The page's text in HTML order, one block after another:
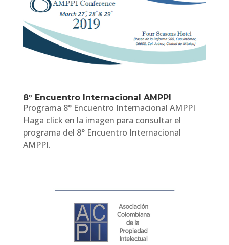
8° Encuentro Internacional AMPPI
Programa 8° Encuentro Internacional AMPPI
Haga click en la imagen para consultar el
programa del 8° Encuentro Internacional
AMPPI.